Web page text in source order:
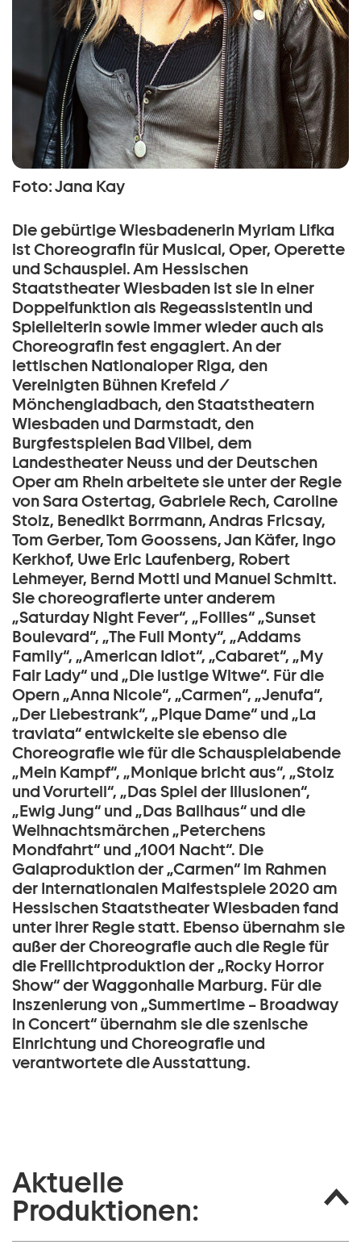
Foto: Jana Kay
Die gebürtige Wiesbadenerin Myriam Lifka
ist Choreografin für Musical, Oper, Operette
und Schauspiel. Am Hessischen
Staatstheater Wiesbaden ist sie in einer
Doppelfunktion als Regeassistentin und
Spielleiterin sowie immer wieder auch als
Choreografin fest engagiert. An der
lettischen Nationaloper Riga, den
Vereinigten Bühnen Krefeld /
Mönchengladbach, den Staatstheatern
Wiesbaden und Darmstadt, den
Burgfestspielen Bad Vilbel, dem
Landestheater Neuss und der Deutschen
Oper am Rhein arbeitete sie unter der Regie
von Sara Ostertag, Gabriele Rech, Caroline
Stolz, Benedikt Borrmann, Andras Fricsay,
Tom Gerber, Tom Goossens, Jan Käfer, Ingo
Kerkhof, Uwe Eric Laufenberg, Robert
Lehmeyer, Bernd Mottl und Manuel Schmitt.
Sie choreografierte unter anderem
„Saturday Night Fever“, „Follies“ „Sunset
Boulevard“, „The Full Monty“, „Addams
Family“, „American Idiot“, „Cabaret“, „My
Fair Lady“ und „Die lustige Witwe“. Für die
Opern „Anna Nicole“, „Carmen“, „Jenufa“,
„Der Liebestrank“, „Pique Dame“ und „La
traviata“ entwickelte sie ebenso die
Choreografie wie für die Schauspielabende
„Mein Kampf“, „Monique bricht aus“, „Stolz
und Vorurteil“, „Das Spiel der Illusionen“,
„Ewig Jung“ und „Das Ballhaus“ und die
Weihnachtsmärchen „Peterchens
Mondfahrt“ und „1001 Nacht“. Die
Galaproduktion der „Carmen“ im Rahmen
der Internationalen Maifestspiele 2020 am
Hessischen Staatstheater Wiesbaden fand
unter ihrer Regie statt. Ebenso übernahm sie
außer der Choreografie auch die Regie für
die Freilichtproduktion der „Rocky Horror
Show“ der Waggonhalle Marburg. Für die
Inszenierung von „Summertime – Broadway
in Concert“ übernahm sie die szenische
Einrichtung und Choreografie und
verantwortete die Ausstattung.
Aktuelle
Produktionen: